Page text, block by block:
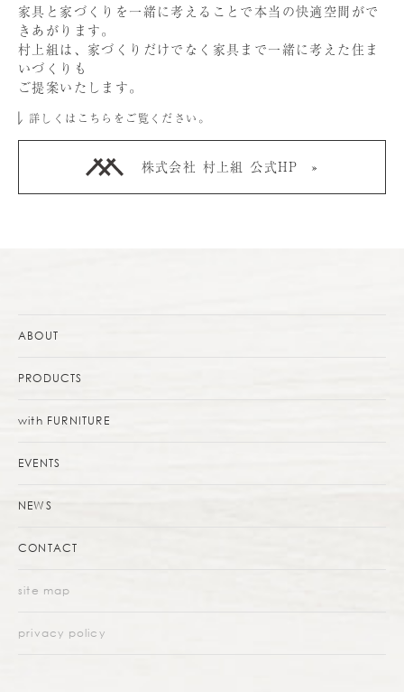
家具と家づくりを⼀緒に考えることで本当の快適空間がで
きあがります。
村上組は、家づくりだけでなく家具まで⼀緒に考えた住ま
いづくりも
ご提案いたします。
詳しくはこちらをご覧ください。
株式会社 村上組 公式HP
ABOUT
PRODUCTS
with FURNITURE
EVENTS
NEWS
CONTACT
site map
privacy policy